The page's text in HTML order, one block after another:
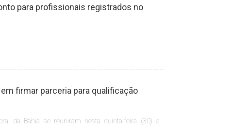
para profissionais registrados no
firmar parceria para qualificação
da Bahia se reuniram nesta quinta-feira (30) e